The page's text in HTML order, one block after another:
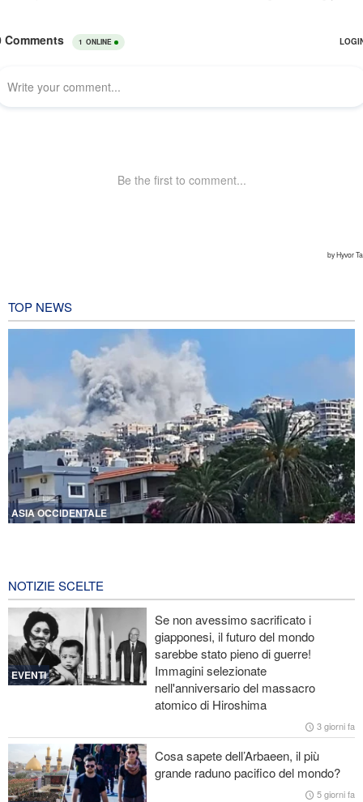
TOP NEWS
ASIA OCCIDENTALE
Portavoce dell’Esercito iraniano: L’ordine iraniano nello Stretto di
Hormuz è irreversibile
Ex segretaria di Stato Usa: La Casa Bianca di Trump ricorda i
palazzi di Saddam ai tempi della sua caduta
CNN rivela: Capo degli Stati maggiori Usa cerca una via d’uscita
Le Guardie della Rivoluzione: L’ammissione dei media stranieri
della sconfitta di Trump è il risultato dell’impegno dei media
rivoluzionari
NOTIZIE SCELTE
EVENTI
Se non avessimo sacrificato i
giapponesi, il futuro del mondo
sarebbe stato pieno di guerre!
Immagini selezionate
nell'anniversario del massacro
atomico di Hiroshima
3 giorni fa
Cosa sapete dell’Arbaeen, il più
grande raduno pacifico del mondo?
5 giorni fa